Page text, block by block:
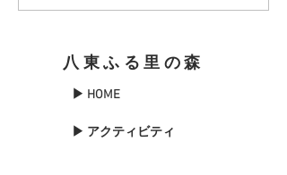
らずなあんと
八東ふる里の森
▶ HOME
▶ アクティビティ